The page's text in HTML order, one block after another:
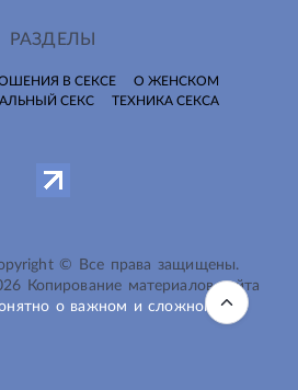
РАЗДЕЛЫ
В СЕКСЕ
О ЖЕНСКОМ
СЕКС ТЕХНИКА СЕКСА
© Все права защищены.
Копирование материалов сайта
о важном и сложном